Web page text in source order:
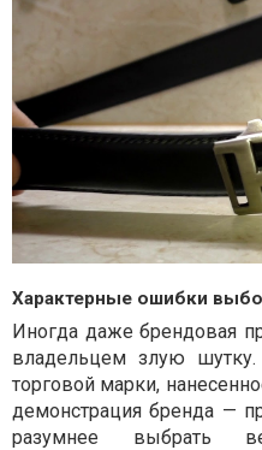
Характерные ошибки
Иногда даже брендовая
владельцем злую шутку.
торговой марки,
демонстрация бренда —
разумнее выбрать